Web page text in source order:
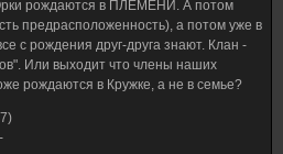
рождаются в ПЛЕМЕНИ. А потом
предрасположенность), а потом уже в
с рождения друг-друга знают. Клан -
Или выходит что члены наших
рождаются в Кружке, а не в семье?